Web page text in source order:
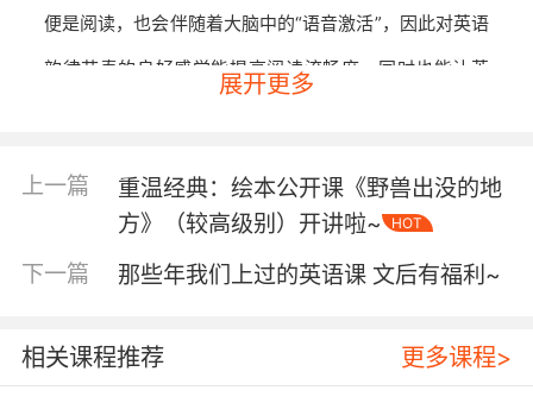
便是阅读，也会伴随着大脑中的“语音激活”，因此对英语
韵律节奏的良好感觉能提高阅读流畅度，同时也能让英
听力敏感期（4-12岁）自然而然地熟悉英语
特有的语音语调和韵律节奏，不仅能令孩子讲一日纯
阅读能力和写作能力。
展开更多
上一篇
重温经典：绘本公开课《野兽出没的地
方》（较高级别）开讲啦~
HOT
下一篇 那些年我们上过的英语课 文后有福利~
相关课程推荐 更多课程>